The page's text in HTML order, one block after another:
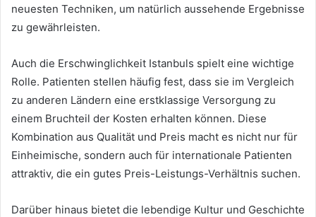
neuesten Techniken, um natürlich aussehende Ergebnisse
zu gewährleisten.
Auch die Erschwinglichkeit Istanbuls spielt eine wichtige
Rolle. Patienten stellen häufig fest, dass sie im Vergleich
zu anderen Ländern eine erstklassige Versorgung zu
einem Bruchteil der Kosten erhalten können. Diese
Kombination aus Qualität und Preis macht es nicht nur für
Einheimische, sondern auch für internationale Patienten
attraktiv, die ein gutes Preis-Leistungs-Verhältnis suchen.
Darüber hinaus bietet die lebendige Kultur und Geschichte